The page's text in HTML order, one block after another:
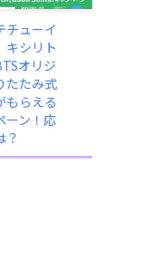
チューイ
キシリト
オリジ
たたみ式
もらえる
ーン！応
？